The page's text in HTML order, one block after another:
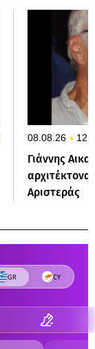
08.08.26
Γιάννης
Αριστεράς